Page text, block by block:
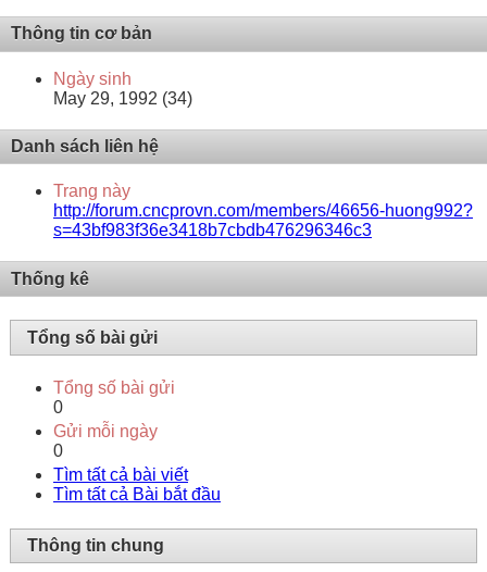
Thông tin cơ bản
Ngày sinh
May 29, 1992 (34)
Danh sách liên hệ
Trang này
http://forum.cncprovn.com/members/46656-huong992?
s=43bf983f36e3418b7cbdb476296346c3
Thống kê
Tổng số bài gửi
Tổng số bài gửi
0
Gửi mỗi ngày
0
Tìm tất cả bài viết
Tìm tất cả Bài bắt đầu
Thông tin chung